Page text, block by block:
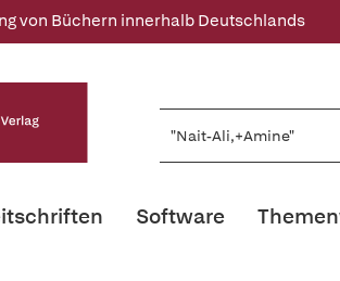
von Büchern innerhalb Deutschlands
Software